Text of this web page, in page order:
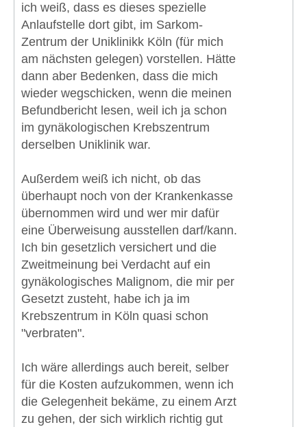
ich weiß, dass es dieses spezielle
Anlaufstelle dort gibt, im Sarkom-
Zentrum der Uniklinikk Köln (für mich
am nächsten gelegen) vorstellen. Hätte
dann aber Bedenken, dass die mich
wieder wegschicken, wenn die meinen
Befundbericht lesen, weil ich ja schon
im gynäkologischen Krebszentrum
derselben Uniklinik war.
Außerdem weiß ich nicht, ob das
überhaupt noch von der Krankenkasse
übernommen wird und wer mir dafür
eine Überweisung ausstellen darf/kann.
Ich bin gesetzlich versichert und die
Zweitmeinung bei Verdacht auf ein
gynäkologisches Malignom, die mir per
Gesetzt zusteht, habe ich ja im
Krebszentrum in Köln quasi schon
"verbraten".
Ich wäre allerdings auch bereit, selber
für die Kosten aufzukommen, wenn ich
die Gelegenheit bekäme, zu einem Arzt
zu gehen, der sich wirklich richtig gut